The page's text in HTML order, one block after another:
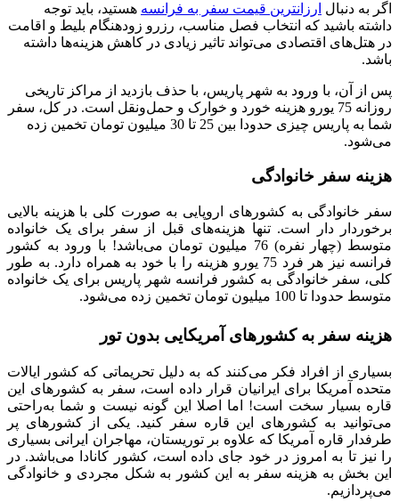
اگر به دنبال ارزانترین قیمت سفر به فرانسه هستید، باید توجه
داشته باشید که انتخاب فصل مناسب، رزرو زودهنگام بلیط و اقامت
در هتل‌های اقتصادی می‌تواند تاثیر زیادی در کاهش هزینه‌ها داشته
باشد.
پس از آن، با ورود به شهر پاریس، با حذف بازدید از مراکز تاریخی
روزانه 75 یورو هزینه خورد و خوارک و حمل‌ونقل است. در کل، سفر
شما به پاریس چیزی حدودا بین 25 تا 30 میلیون تومان تخمین زده
می‌شود.
هزینه سفر خانوادگی
سفر خانوادگی به کشورهای اروپایی به صورت کلی با هزینه بالایی
برخوردار دار است. تنها هزینه‌های قبل از سفر برای یک خانواده
متوسط (چهار نفره) 76 میلیون تومان می‌باشد! با ورود به کشور
فرانسه نیز هر فرد 75 یورو هزینه را با خود به همراه دارد. به طور
کلی، سفر خانوادگی به کشور فرانسه شهر پاریس برای یک خانواده
متوسط حدودا تا 100 میلیون تومان تخمین زده می‌شود.
هزینه سفر به کشورهای آمریکایی بدون تور
بسیاری از افراد فکر می‌کنند که به دلیل تحریماتی که کشور ایالات
متحده آمریکا برای ایرانیان قرار داده است، سفر به کشورهای این
قاره بسیار سخت است! اما اصلا این گونه نیست و شما به‌راحتی
می‌توانید به کشورهای این قاره سفر کنید. یکی از کشورهای پر
طرفدار قاره آمریکا که علاوه بر توریستان، مهاجران ایرانی بسیاری
را نیز تا به امروز در خود جای داده است، کشور کانادا می‌باشد. در
این بخش به هزینه سفر به این کشور به شکل مجردی و خانوادگی
می‌پردازیم.